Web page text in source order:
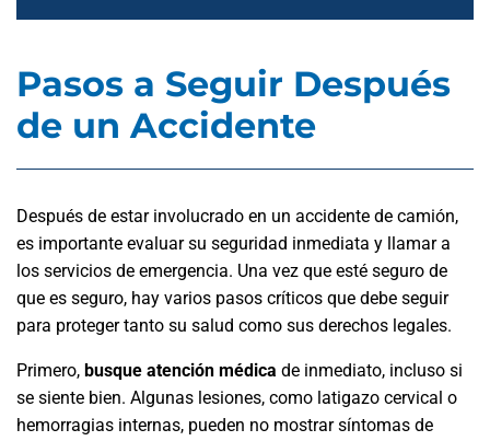
Pasos a Seguir Después
de un Accidente
Después de estar involucrado en un accidente de camión,
es importante evaluar su seguridad inmediata y llamar a
los servicios de emergencia. Una vez que esté seguro de
que es seguro, hay varios pasos críticos que debe seguir
para proteger tanto su salud como sus derechos legales.
Primero, busque atención médica de inmediato, incluso si
se siente bien. Algunas lesiones, como latigazo cervical o
hemorragias internas, pueden no mostrar síntomas de